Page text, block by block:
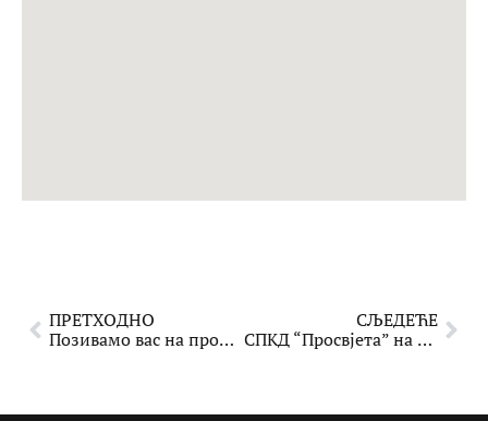
ПРЕТХОДНО
Позивамо вас на промоцију књиге „Поезија Миодрага Жалице“ и oтварање изложбе илустрација „Поезија“ – Исмара Жалице
СЉЕДЕЋЕ
СПКД “Просвјета” на XXXV Међународном сајму књига